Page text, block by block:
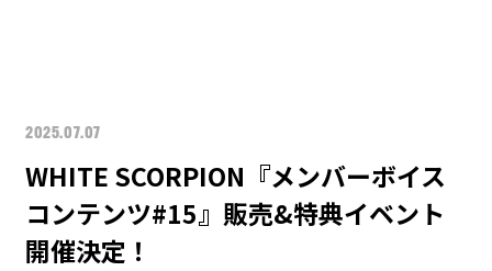
2025.07.07
WHITE SCORPION『メンバーボイス
コンテンツ#15』販売&特典イベント
開催決定！